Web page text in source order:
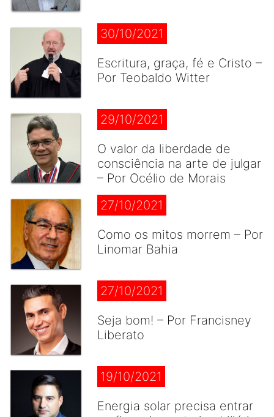
30/10/2021
Escritura, graça, fé e Cristo –
Por Teobaldo Witter
29/10/2021
O valor da liberdade de
consciência na arte de julgar
– Por Océlio de Morais
27/10/2021
Como os mitos morrem – Por
Linomar Bahia
27/10/2021
Seja bom! – Por Francisney
Liberato
19/10/2021
Energia solar precisa entrar